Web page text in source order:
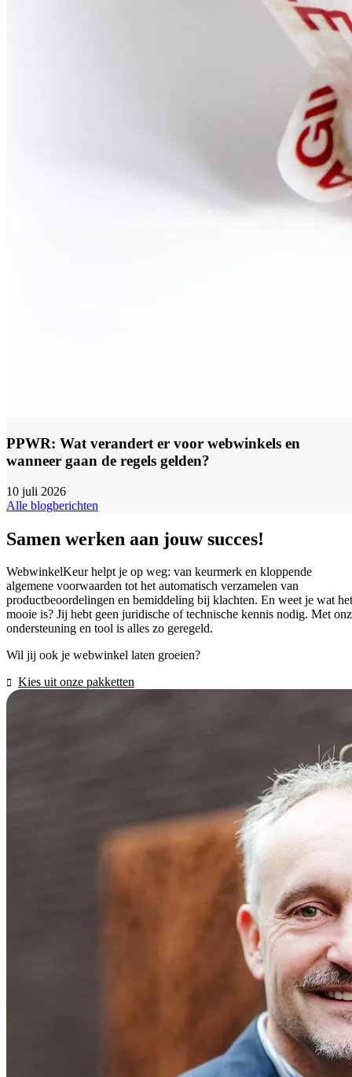
PPWR: Wat verandert er voor webwinkels en
wanneer gaan de regels gelden?
10 juli 2026
Alle blogberichten
Samen werken aan jouw succes!
WebwinkelKeur helpt je op weg: van keurmerk en kloppende
algemene voorwaarden tot het automatisch verzamelen van
productbeoordelingen en bemiddeling bij klachten. En weet je wat het
mooie is? Jij hebt geen juridische of technische kennis nodig. Met
ondersteuning en tool is alles zo geregeld.
Wil jij ook je webwinkel laten groeien?
Kies uit onze pakketten